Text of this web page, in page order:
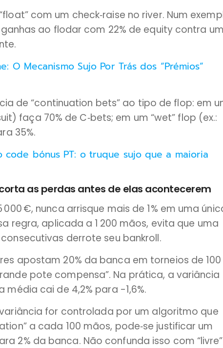
com um check‑raise no river. Num
ao flodar com 22% de equity contra um
O Mecanismo Sujo Por Trás dos “Prémios”
de “continuation bets” ao tipo de flop: em
faça 70% de C‑bets; em um “wet” flop (ex.:
35%.
code bónus PT: o truque sujo que a maioria
as perdas antes de elas acontecerem
€, nunca arrisque mais de 1% em uma
regra, aplicada a 1 200 mãos, evita que uma
derrote seu bankroll.
apostam 20% da banca em torneios de 100
pote compensa”. Na prática, a variância
cai de 4,2% para -1,6%.
for controlada por um algoritmo que
a cada 100 mãos, pode‑se justificar um
2% da banca. Não confunda isso com